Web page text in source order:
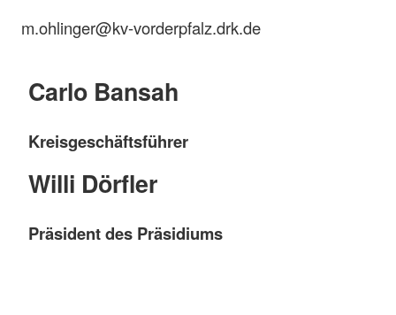
m.ohlinger@kv-vorderpfalz.drk.de
Carlo Bansah
Kreisgeschäftsführer
Willi Dörfler
Präsident des Präsidiums